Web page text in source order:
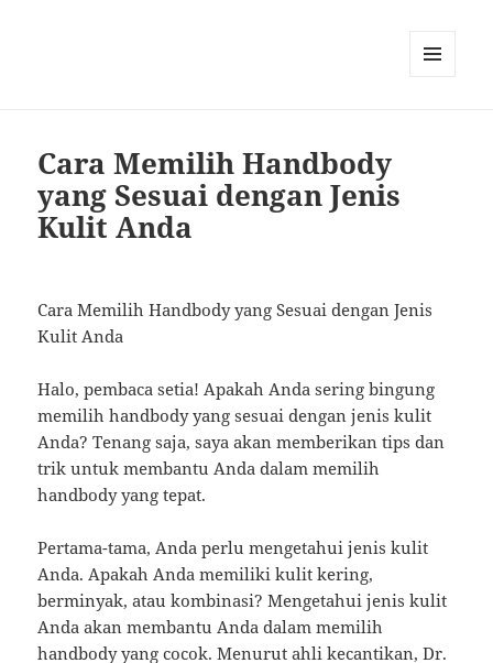
Cara Memilih Handbody
yang Sesuai dengan Jenis
Kulit Anda
Cara Memilih Handbody yang Sesuai dengan Jenis
Kulit Anda
Halo, pembaca setia! Apakah Anda sering bingung
memilih handbody yang sesuai dengan jenis kulit
Anda? Tenang saja, saya akan memberikan tips dan
trik untuk membantu Anda dalam memilih
handbody yang tepat.
Pertama-tama, Anda perlu mengetahui jenis kulit
Anda. Apakah Anda memiliki kulit kering,
berminyak, atau kombinasi? Mengetahui jenis kulit
Anda akan membantu Anda dalam memilih
handbody yang cocok. Menurut ahli kecantikan, Dr.